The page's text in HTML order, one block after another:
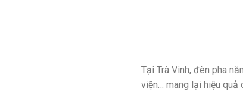
Tại Trà Vinh, đèn pha
viện… mang lại hiệu quả